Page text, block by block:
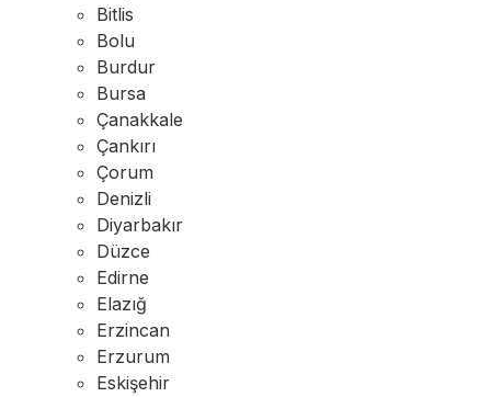
Bitlis
Bolu
Burdur
Bursa
Çanakkale
Çankırı
Çorum
Denizli
Diyarbakır
Düzce
Edirne
Elazığ
Erzincan
Erzurum
Eskişehir